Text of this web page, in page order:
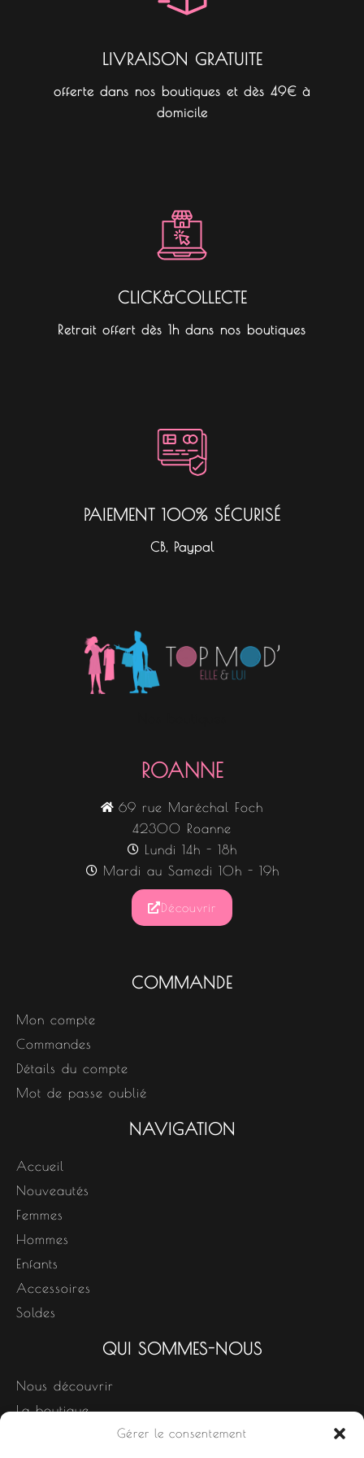
Gérer le consentement
LIVRAISON GRATUITE
offerte dans nos boutiques et dès 49€ à
domicile
CLICK&COLLECTE
Retrait offert dès 1h dans nos boutiques
PAIEMENT 100% SÉCURISÉ
CB, Paypal
ROANNE
69 rue Maréchal Foch
42300 Roanne
Lundi 14h - 18h
Mardi au Samedi 10h - 19h
Découvrir
COMMANDE
Mon compte
Commandes
Détails du compte
Mot de passe oublié
NAVIGATION
Accueil
Nouveautés
Femmes
Hommes
Enfants
Accessoires
Soldes
QUI SOMMES-NOUS
Nous découvrir
La boutique